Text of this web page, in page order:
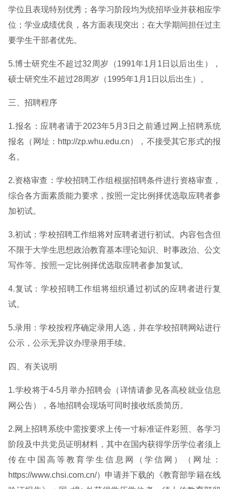
学位且表现特别优秀；各学习阶段均为统招毕业并获相应学
位；学业成绩优良，各方面表现突出；在大学期间担任过主
要学生干部者优先。
5.博士研究生不超过32周岁（1991年1月1日以后出生），
硕士研究生不超过28周岁（1995年1月1日以后出生）。
三、招聘程序
1.报名：应聘者请于2023年5月3日之前通过网上招聘系统
报名（网址：http://zp.whu.edu.cn），不接受其它形式的报
名。
2.资格审查：学校招聘工作组根据招聘条件进行资格审查，
综合各方面素质能力要求，按照一定比例择优选取应聘者参
加初试。
3.初试：学校招聘工作组将对应聘者进行初试。内容包含但
不限于大学生思想政治教育基本理论知识、时事政治、公文
写作等。按照一定比例择优选取应聘者参加复试。
4.复试：学校招聘工作组将组织通过初试的应聘者进行复
试。
5.录用：学校按程序确定录用人选，并在学校招聘网站进行
公示，公示无异议办理录用手续。
四、有关说明
1.学校将于4-5月举办招聘会（详情请参见各高校就业信息
网公告），各地招聘会现场可同时接收纸质简历。
2.网上招聘系统中需按要求上传一寸标准证件彩照、各学习
阶段及中共党员证明材料，其中在国内获得学历学位者须上
传在中国高等教育学生信息网（学信网）（网址：
https://www.chsi.com.cn/）申请并下载的《教育部学籍在线